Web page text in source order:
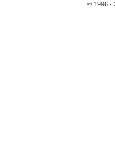
© 1996 -